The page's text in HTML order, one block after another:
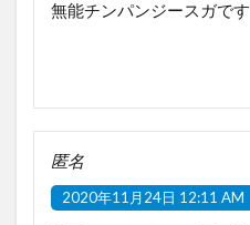
無能チンパンジースガです
匿名
2020年11月24日 12:11 AM